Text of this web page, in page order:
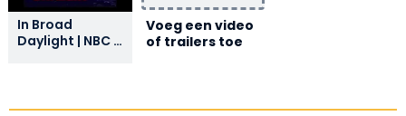
In Broad
Daylight | NBC |
Alabama
Voeg een video
of trailers toe